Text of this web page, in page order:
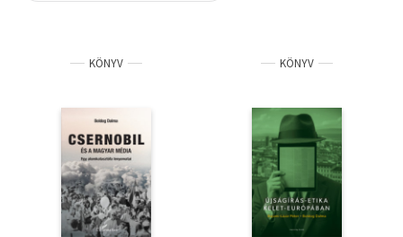
Tankönyv, segédkönyv
Társadalomtudomány
Természettudomány
Történelem
KÖNYV KÖNYV